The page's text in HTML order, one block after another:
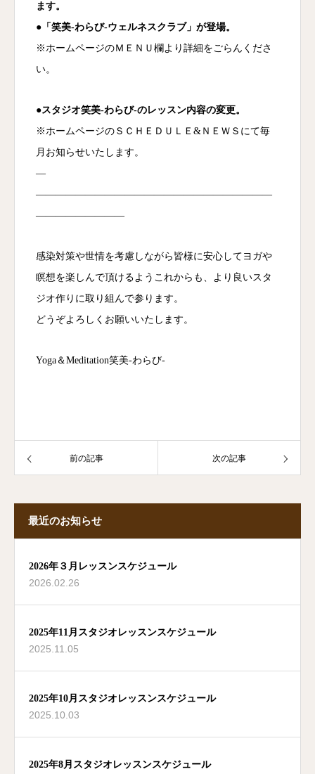
ます。
●「笑美‐わらび‐ウェルネスクラブ」が登場。
※ホームページのＭＥＮＵ欄より詳細をごらんくださ
い。
●スタジオ笑美‐わらび‐のレッスン内容の変更。
※ホームページのＳＣＨＥＤＵＬＥ&ＮＥＷＳにて毎
月お知らせいたします。
—
――――――――――――――――――――――――
―――――――――
感染対策や世情を考慮しながら皆様に安心してヨガや
瞑想を楽しんで頂けるようこれからも、より良いスタ
ジオ作りに取り組んで参ります。
どうぞよろしくお願いいたします。
Yoga＆Meditation笑美‐わらび‐
前の記事 次の記事
最近のお知らせ
2026年３月レッスンスケジュール
2026.02.26
2025年11月スタジオレッスンスケジュール
2025.11.05
2025年10月スタジオレッスンスケジュール
2025.10.03
2025年8月スタジオレッスンスケジュール